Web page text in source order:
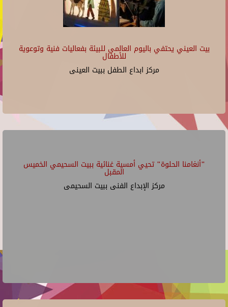
بيت العيني يحتفي باليوم العالمي للبيئة بفعاليات فنية وتوعوية
للأطفال
مركز ابداع الطفل ببيت العينى
"أنغامنا الحلوة" تحيي أمسية غنائية ببيت السحيمي الخميس
المقبل
مركز الإبداع الفنى ببيت السحيمى